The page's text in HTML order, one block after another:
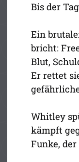
Bis der
Ein
bricht:
Blut,
Er rettet
Whitley
kämpft
Funke,